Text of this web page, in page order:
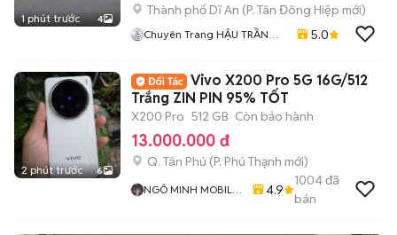
1 phút trước 4
Thành phố Dĩ An (P. Tân Đông Hiệp mới)
Chuyên Trang HẬU TRẦN
5.0
2 phút trước 6
Vivo X200 Pro 5G 16G/512
Trắng ZIN PIN 95% TỐT
X200 Pro 512 GB Còn bảo hành
13.000.000 đ
Q. Tân Phú (P. Phú Thạnh mới)
NGÔ MINH MOBILE
4.9
1004đã
bán